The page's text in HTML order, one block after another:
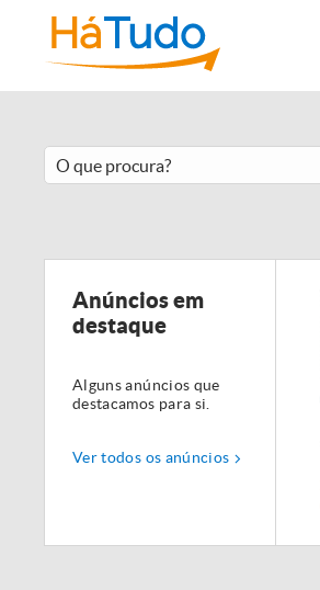
Anúncios em
destaque
Alguns anúncios que
destacamos para si.
Ver todos os anúncios